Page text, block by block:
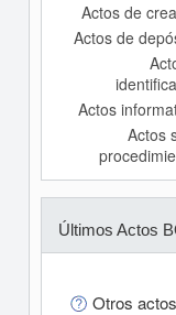
Actos de
Actos de
Actos
Actos
Últimos Actos
Otros actos